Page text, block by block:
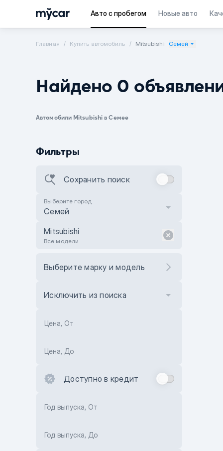
Авто с пробегом Новые авто
Главная Купить автомобиль Mitsubishi Семей
Найдено 0
Автомобили Mitsubishi в Семее
Фильтры
Сохранить поиск
Выберите город
Семей
Mitsubishi
Все модели
Выберите марку и модель
Исключить из поиска
Цена, От
Цена, До
Доступно в кредит
Год выпуска, От
Год выпуска, До